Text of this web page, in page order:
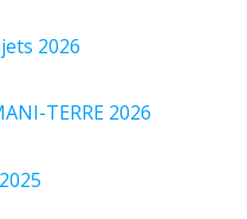
2026
TERRE 2026